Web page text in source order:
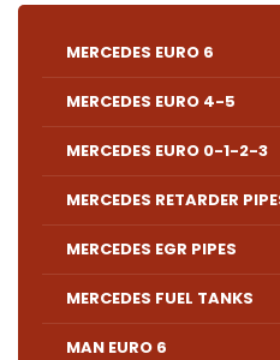
MERCEDES EURO 6
MERCEDES EURO 4-5
MERCEDES EURO 0-1-2-3
MERCEDES RETARDER
MERCEDES EGR PIPES
MERCEDES FUEL TANKS
MAN EURO 6